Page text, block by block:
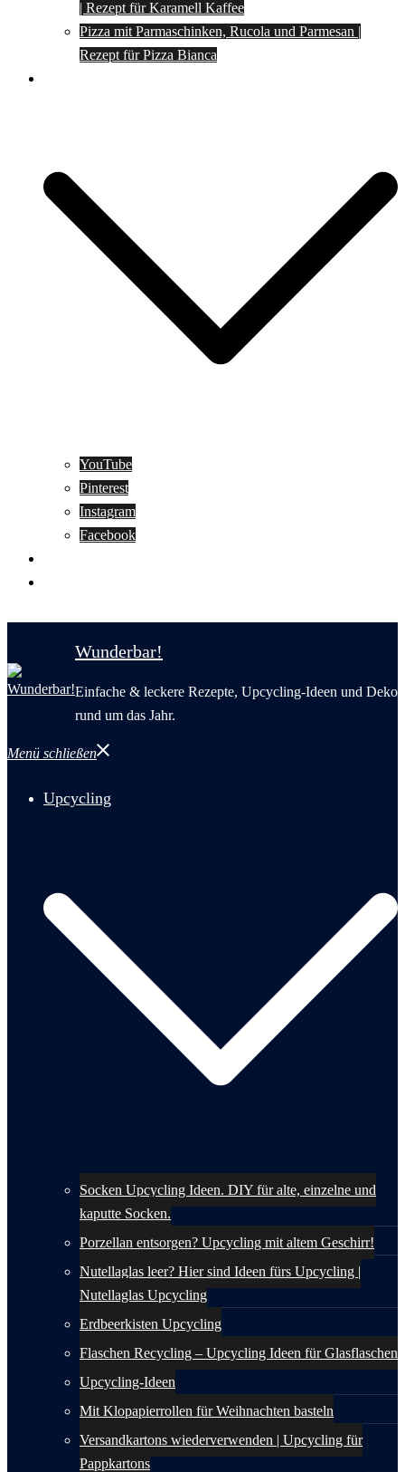
| Rezept für Karamell Kaffee
Pizza mit Parmaschinken, Rucola und Parmesan |
Rezept für Pizza Bianca
YouTube
Pinterest
Instagram
Facebook
Wunderbar!
Einfache & leckere Rezepte, Upcycling-Ideen und Deko
rund um das Jahr.
Menü schließen
Upcycling
Socken Upcycling Ideen. DIY für alte, einzelne und
kaputte Socken.
Porzellan entsorgen? Upcycling mit altem Geschirr!
Nutellaglas leer? Hier sind Ideen fürs Upcycling |
Nutellaglas Upcycling
Erdbeerkisten Upcycling
Flaschen Recycling – Upcycling Ideen für Glasflaschen
Upcycling-Ideen
Mit Klopapierrollen für Weihnachten basteln
Versandkartons wiederverwenden | Upcycling für
Pappkartons